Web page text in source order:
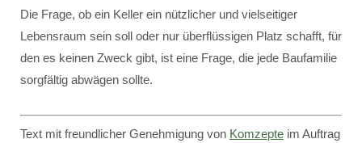
Die Frage, ob ein Keller ein nützlicher und vielseitiger
Lebensraum sein soll oder nur überflüssigen Platz schafft, für
den es keinen Zweck gibt, ist eine Frage, die jede Baufamilie
sorgfältig abwägen sollte.
Text mit freundlicher Genehmigung von Komzepte im Auftrag